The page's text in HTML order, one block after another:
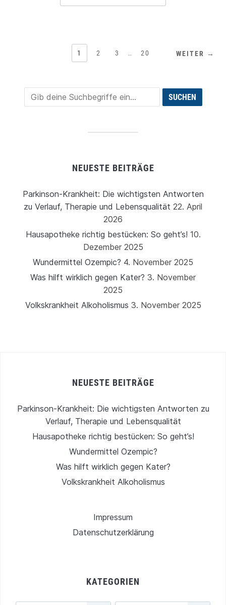
1 2 3 … 20 WEITER →
NEUESTE BEITRÄGE
Parkinson-Krankheit: Die wichtigsten Antworten
zu Verlauf, Therapie und Lebensqualität 22. April
2026
Hausapotheke richtig bestücken: So geht’s! 10.
Dezember 2025
Wundermittel Ozempic? 4. November 2025
Was hilft wirklich gegen Kater? 3. November
2025
Volkskrankheit Alkoholismus 3. November 2025
NEUESTE BEITRÄGE
Parkinson-Krankheit: Die wichtigsten Antworten zu
Verlauf, Therapie und Lebensqualität
Hausapotheke richtig bestücken: So geht’s!
Wundermittel Ozempic?
Was hilft wirklich gegen Kater?
Volkskrankheit Alkoholismus
Impressum
Datenschutzerklärung
KATEGORIEN